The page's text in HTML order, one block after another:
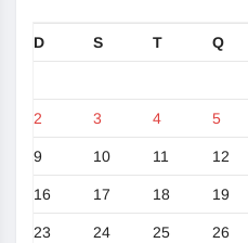
D S T Q
2 3 4 5
9 10 11 12
16 17 18 19
23 24 25 26